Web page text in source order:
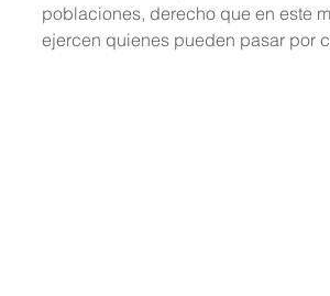
poblaciones, derecho que en este
ejercen quienes pueden pasar por